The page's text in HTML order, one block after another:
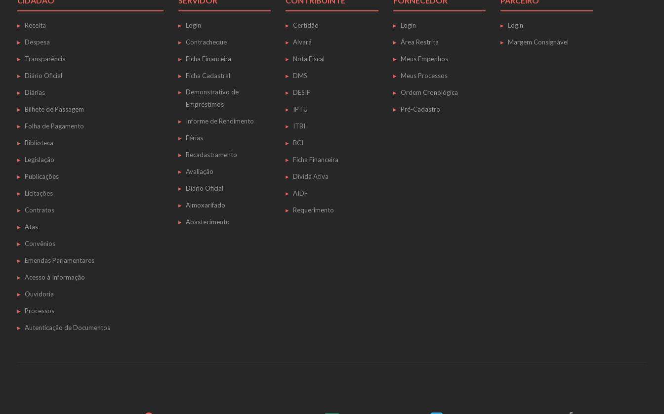
Receita
Despesa
Transparência
Diário Oficial
Diárias
Bilhete de Passagem
Folha de Pagamento
Biblioteca
Legislação
Publicações
Licitações
Contratos
Atas
Convênios
Emendas Parlamentares
Acesso à Informação
Ouvidoria
Processos
Autenticação de Documentos
Login
Contracheque
Ficha Financeira
Ficha Cadastral
Demonstrativo de
Empréstimos
Informe de Rendimento
Férias
Recadastramento
Avaliação
Diário Oficial
Almoxarifado
Abastecimento
Certidão
Alvará
Nota Fiscal
DMS
DESIF
IPTU
ITBI
BCI
Ficha Financeira
Dívida Ativa
AIDF
Requerimento
Login
Área Restrita
Meus Empenhos
Meus Processos
Ordem Cronológica
Pré-Cadastro
Login
Margem Consignável